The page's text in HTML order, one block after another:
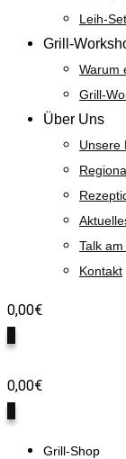
Leih-
Grill-
Warum
Grill-
Über Uns
Unsere
Talk
Kontakt
0,00€
0,00€
Grill-Shop